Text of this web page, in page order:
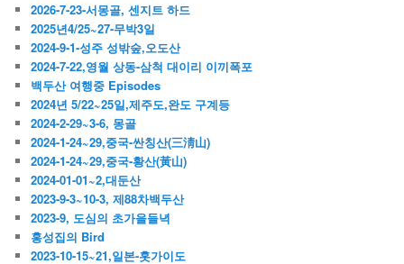
2026-7-23-서몽골, 센지트 하드
2025년4/25~27-무박3일
2024-9-1-성주 성밖숲,오도산
2024-7-22,영월 상동-삼척 대이리 이끼폭포
백두산 여행중 Episodes
2024년 5/22~25일,제주도,완도 구계등
2024-2-29~3-6, 몽골
2024-1-24~29,중국-싼칭산(三淸山)
2024-1-24~29,중국-황산(黃山)
2024-01-01~2,대둔산
2023-9-3~10-3, 제88차백두산
2023-9, 도심의 초가을들녁
홍성집의 Bird
2023-10-15~21,일본-홋가이도